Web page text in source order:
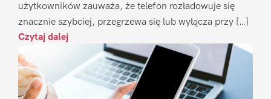
użytkowników zauważa, że telefon rozładowuje się
znacznie szybciej, przegrzewa się lub wyłącza przy […]
Czytaj dalej